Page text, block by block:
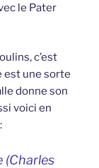
le Pater
c’est
est une sorte
donne son
voici en
(Charles